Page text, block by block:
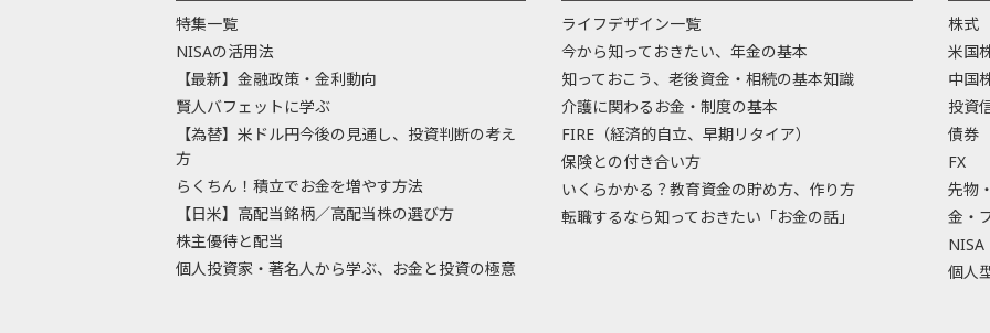
特集一覧
NISAの活用法
【最新】金融政策・金利動向
賢人バフェットに学ぶ
【為替】米ドル円今後の見通し、投資判断の考え
方
らくちん！積立でお金を増やす方法
【日米】高配当銘柄／高配当株の選び方
株主優待と配当
個人投資家・著名人から学ぶ、お金と投資の極意
ライフデザイン一覧
今から知っておきたい、年金の基本
知っておこう、老後資金・相続の基本知識
介護に関わるお金・制度の基本
FIRE（経済的自立、早期リタイア）
保険との付き合い方
いくらかかる？教育資金の貯め方、作り方
転職するなら知っておきたい「お金の話」
株式
米国
中国
投資
債券
FX
先物
金・
NISA
個人